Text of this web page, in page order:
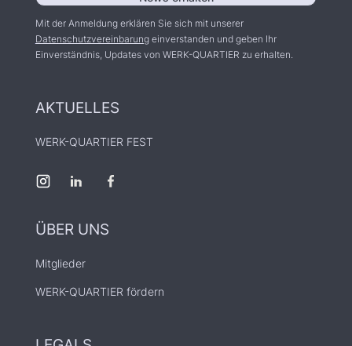
Mit der Anmeldung erklären Sie sich mit unserer
Datenschutzvereinbarungeinverstanden und geben Ihr
Einverständnis, Updates von WERK-QUARTIER zu erhalten.
AKTUELLES
WERK-QUARTIER FEST
ÜBER UNS
Mitglieder
WERK-QUARTIER fördern